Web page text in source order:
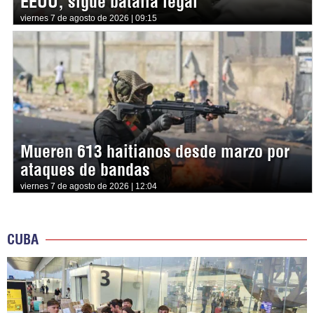
viernes 7 de agosto de 2026 | 09:15
Mueren 613 haitianos desde marzo por
ataques de bandas
viernes 7 de agosto de 2026 | 12:04
CUBA